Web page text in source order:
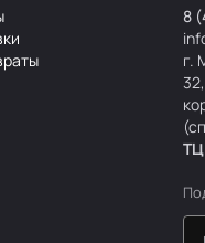
8
г.
32,